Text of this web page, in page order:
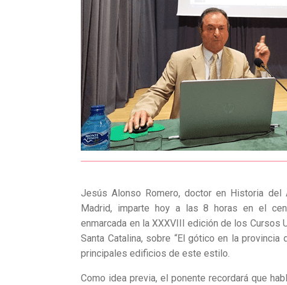
Jesús Alonso Romero, doctor en Historia del
Madrid, imparte hoy a las 8 horas en el
enmarcada en la XXXVIII edición de los Cursos
Santa Catalina, sobre “El gótico en la provincia
principales edificios de este estilo.
Como idea previa, el ponente recordará que